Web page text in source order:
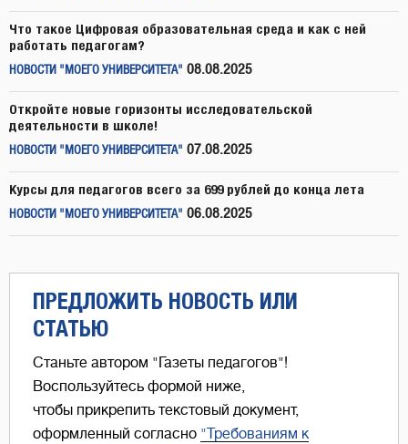
Что такое Цифровая образовательная среда и как с ней
работать педагогам?
НОВОСТИ "МОЕГО УНИВЕРСИТЕТА" 08.08.2025
Откройте новые горизонты исследовательской
деятельности в школе!
НОВОСТИ "МОЕГО УНИВЕРСИТЕТА" 07.08.2025
Курсы для педагогов всего за 699 рублей до конца лета
НОВОСТИ "МОЕГО УНИВЕРСИТЕТА" 06.08.2025
ПРЕДЛОЖИТЬ НОВОСТЬ ИЛИ
СТАТЬЮ
Станьте автором "Газеты педагогов"!
Воспользуйтесь формой ниже,
чтобы прикрепить текстовый документ,
оформленный согласно "Требованиям к